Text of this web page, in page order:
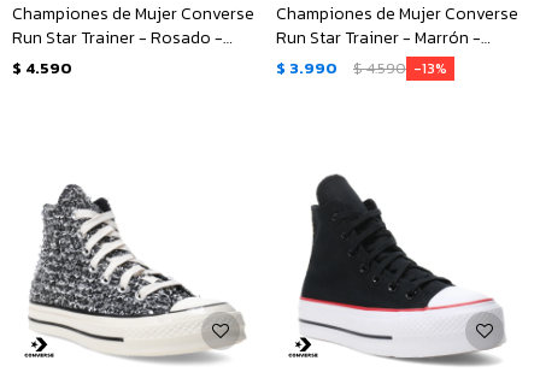
Championes de Mujer Converse
Run Star Trainer - Rosado -
Verde
$ 4.590
Championes de Mujer Converse
Run Star Trainer - Marrón -
Rosado
$ 3.990 $4.590 13